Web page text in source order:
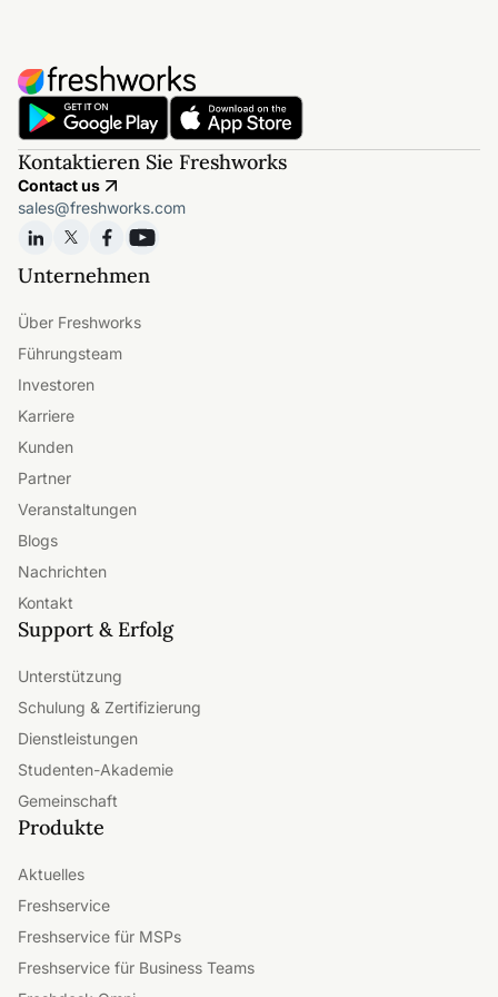
offers the full feature set of Freshsales. In
comparison, Salesforce starts at a high price
of $24/user/month, and its highest plan is
priced higher than $500.
Kontaktieren Sie Freshworks
Contact us
sales@freshworks.com
Unternehmen
Über Freshworks
Führungsteam
Investoren
Karriere
Kunden
Partner
Veranstaltungen
Blogs
Nachrichten
Kontakt
Support & Erfolg
Unterstützung
Schulung & Zertifizierung
Dienstleistungen
Studenten-Akademie
Gemeinschaft
Produkte
Aktuelles
Freshservice
Freshservice für MSPs
Freshservice für Business Teams